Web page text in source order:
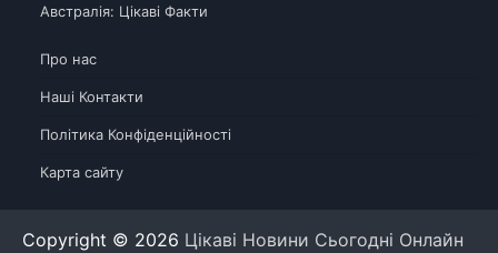
Австралія: Цікаві Факти
Про нас
Наші Контакти
Політика Конфіденційності
Карта сайту
Copyright © 2026 Цікаві Новини Сьогодні Онлайн